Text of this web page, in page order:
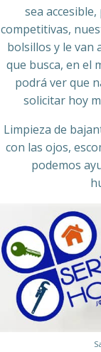
sea
competitivas,
bolsillos y le van
que busca, en el
podrá ver que
solicitar hoy
Limpieza de
con las ojos,
podemos